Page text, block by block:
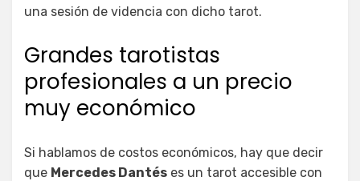
una sesión de videncia con dicho tarot.
Grandes tarotistas
profesionales a un precio
muy económico
Si hablamos de costos económicos, hay que decir
que Mercedes Dantés es un tarot accesible con